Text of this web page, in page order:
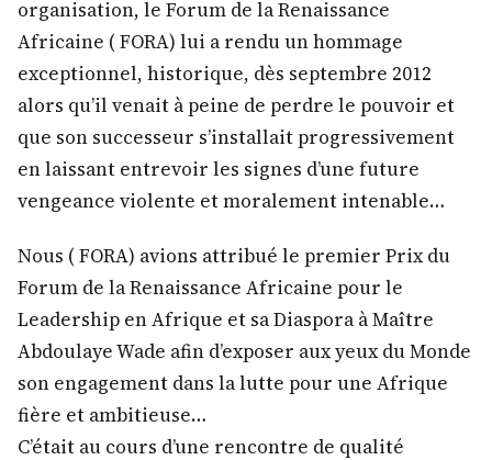
organisation, le Forum de la Renaissance
Africaine ( FORA) lui a rendu un hommage
exceptionnel, historique, dès septembre 2012
alors qu’il venait à peine de perdre le pouvoir et
que son successeur s’installait progressivement
en laissant entrevoir les signes d’une future
vengeance violente et moralement intenable…
Nous ( FORA) avions attribué le premier Prix du
Forum de la Renaissance Africaine pour le
Leadership en Afrique et sa Diaspora à Maître
Abdoulaye Wade afin d’exposer aux yeux du Monde
son engagement dans la lutte pour une Afrique
fière et ambitieuse…
C’était au cours d’une rencontre de qualité